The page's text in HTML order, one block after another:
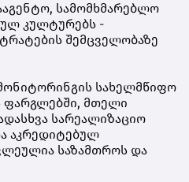
სამომხმარებლო
კულტურებს -
შემცველობაზე
სახელმწიფო
მთელი
სარეალიზაციო
აკრედიტებულ
საზამთროს და